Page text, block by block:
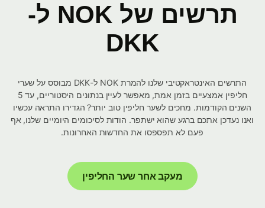
תרשים של NOK ל-
DKK
התרשים האינטראקטיבי שלנו להמרת NOK ל-DKK מבוסס על שערי
חליפין אמצעיים בזמן אמת, מאפשר לעיין בנתונים היסטוריים, עד 5
השנים הקודמות. מחכים לשער חליפין טוב יותר? הגדירו התראה עכשיו
ואנו נעדכן אתכם ברגע שהוא ישתפר. הודות לסיכומים היומיים שלנו, אף
פעם לא תפספסו את החדשות האחרונות.
מעקב אחר שער החליפין